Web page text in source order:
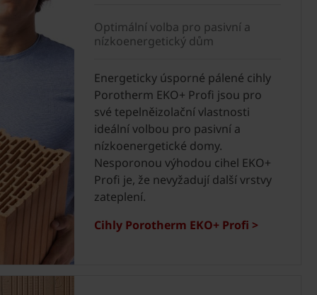
Optimální volba pro pasivní a
nízkoenergetický dům
Energeticky úsporné pálené cihly
Porotherm EKO+ Profi jsou pro
své tepelněizolační vlastnosti
ideální volbou pro pasivní a
nízkoenergetické domy.
Nesporonou výhodou cihel EKO+
Profi je, že nevyžadují další vrstvy
zateplení.
Cihly Porotherm EKO+ Profi >